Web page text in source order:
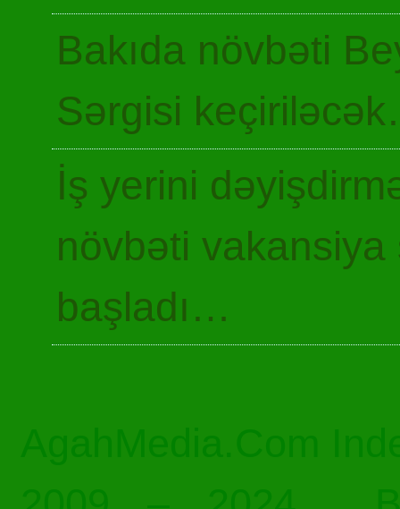
Bakıda növbəti
Sərgisi
İş yerini
növbəti
başladı…